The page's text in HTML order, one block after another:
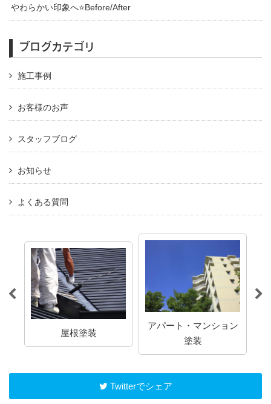
やわらかい印象へ⭐️Before/After
ブログカテゴリ
施工事例
お客様のお声
スタッフブログ
お知らせ
よくある質問
屋根塗装
アパート・マンション
塗装
Twitterでシェア